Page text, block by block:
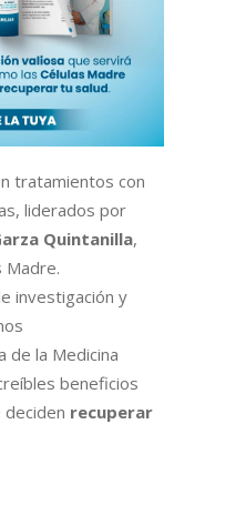
tratamientos con
liderados por
Quintanilla,
Madre.
investigación y
de la Medicina
beneficios
recuperar